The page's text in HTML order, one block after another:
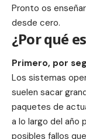
Pronto os
desde cero.
¿Por qué
Primero, por
Los sistemas
suelen sacar
paquetes de
a lo largo del año
posibles fallos